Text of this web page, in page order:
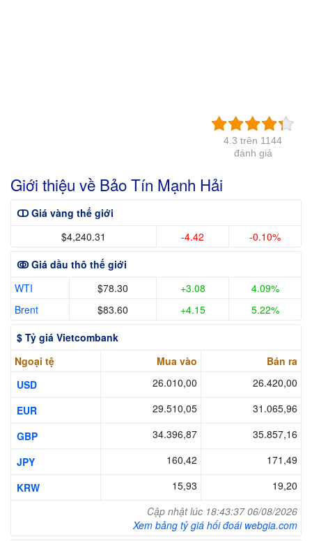
4.3 trên 1144
đánh giá
Giới thiệu về Bảo Tín Mạnh Hải
ↀ Giá vàng thế giới
$4,240.31
-4.42
-0.10%
ↂ Giá dầu thô thế giới
WTI
$78.30 +3.08
4.09%
Brent
$83.60 +4.15
5.22%
$ Tỷ giá Vietcombank
Ngoại tệ
Mua vào
Bán ra
USD
26.010,00
26.420,00
EUR
29.510,05
31.065,96
GBP
34.396,87
35.857,16
JPY
160,42
171,49
KRW
15,93
19,20
Cập nhật lúc 18:43:37 06/08/2026
Xem bảng tỷ giá hối đoái webgia.com